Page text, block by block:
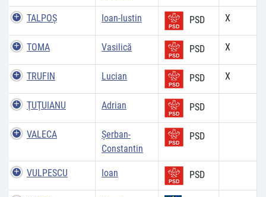
TALPOȘ Ioan-Iustin PSD X
TOMA Vasilică PSD X
TRUFIN Lucian PSD X
ŢUŢUIANU Adrian PSD
VALECA
Şerban-
Constantin
PSD
VULPESCU Ioan PSD